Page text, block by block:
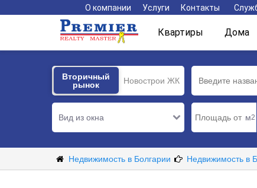
О компании Услуги Контакты
Квартиры Дома
Вторичный
рынок
Новострои ЖК
Вторичный
рынок
Вид из окна м2
Недвижимость в Болгарии Недвижимость в